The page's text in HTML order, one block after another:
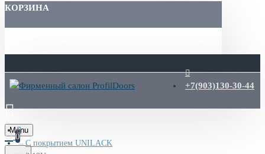
КОРЗИНА
+7(903)130-30-44
Menu
0
С покрытием UNILACK